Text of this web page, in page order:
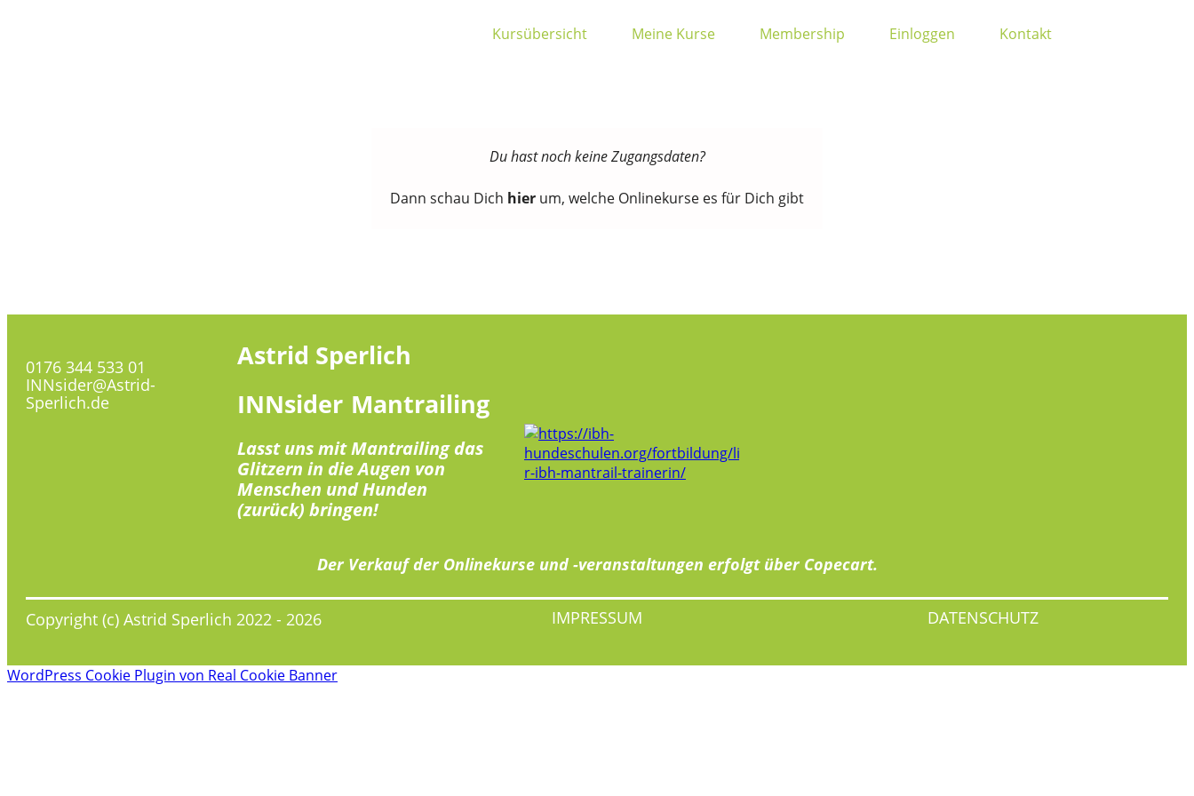
Kursübersicht Meine Kurse Membership Einloggen Kontakt
Du hast noch keine Zugangsdaten?
Dann schau Dich hier um, welche Onlinekurse es für Dich gibt
0176 344 533 01
INNsider@Astrid-
Sperlich.de
Astrid Sperlich
INNsider Mantrailing
Lasst uns mit Mantrailing das
Glitzern in die Augen von
Menschen und Hunden
(zurück) bringen!
Der Verkauf der Onlinekurse und -veranstaltungen erfolgt über Copecart.
Copyright (c) Astrid Sperlich 2022 - 2026 IMPRESSUM DATENSCHUTZ
WordPress Cookie Plugin von Real Cookie Banner